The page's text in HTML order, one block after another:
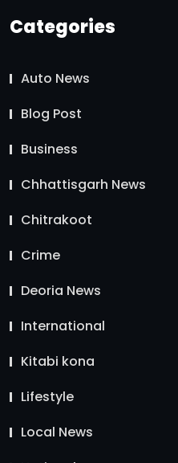
Categories
Auto News
Blog Post
Business
Chhattisgarh News
Chitrakoot
Crime
Deoria News
International
Kitabi kona
Lifestyle
Local News